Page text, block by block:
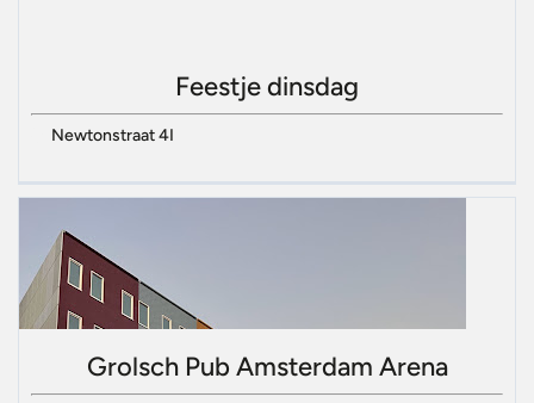
Feestje dinsdag
Newtonstraat 4I
Grolsch Pub Amsterdam Arena